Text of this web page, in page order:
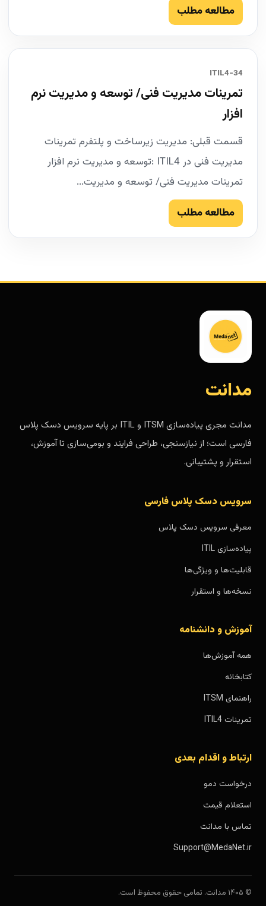
مطالعه مطلب
34-ITIL4
تمرینات مدیریت فنی/ توسعه و مدیریت نرم
افزار
قسمت قبلی: مدیریت زیرساخت و پلتفرم تمرینات
مدیریت فنی در ITIL4 :توسعه و مدیریت نرم افزار
تمرینات مدیریت فنی/ توسعه و مدیریت...
مطالعه مطلب
مدانت
مدانت مجری پیاده‌سازی ITSM و ITIL بر پایه سرویس دسک پلاس
فارسی است؛ از نیازسنجی، طراحی فرایند و بومی‌سازی تا آموزش،
استقرار و پشتیبانی.
سرویس دسک پلاس فارسی
معرفی سرویس دسک پلاس
پیاده‌سازی ITIL
قابلیت‌ها و ویژگی‌ها
نسخه‌ها و استقرار
آموزش و دانشنامه
همه آموزش‌ها
کتابخانه
راهنمای ITSM
تمرینات ITIL4
ارتباط و اقدام بعدی
درخواست دمو
استعلام قیمت
تماس با مدانت
Support@MedaNet.ir
© ۱۴۰۵ مدانت. تمامی حقوق محفوظ است.